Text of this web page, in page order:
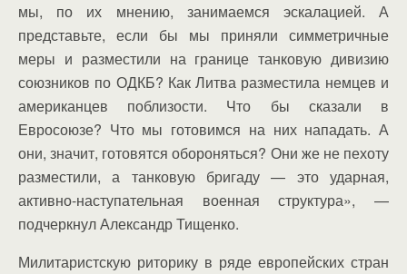
мы, по их мнению, занимаемся эскалацией. А
представьте, если бы мы приняли симметричные
меры и разместили на границе танковую дивизию
союзников по ОДКБ? Как Литва разместила немцев и
американцев поблизости. Что бы сказали в
Евросоюзе? Что мы готовимся на них нападать. А
они, значит, готовятся обороняться? Они же не пехоту
разместили, а танковую бригаду — это ударная,
активно-наступательная военная структура», —
подчеркнул Александр Тищенко.
Милитаристскую риторику в ряде европейских стран